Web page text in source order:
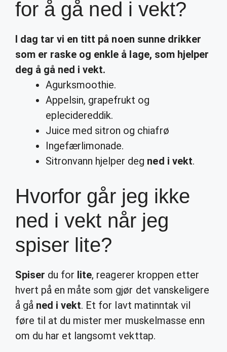
for å gå ned i vekt?
I dag tar vi en titt på noen sunne drikker
som er raske og enkle å lage, som hjelper
deg å gå ned i vekt.
Agurksmoothie.
Appelsin, grapefrukt og
eplecidereddik.
Juice med sitron og chiafrø
Ingefærlimonade.
Sitronvann hjelper deg ned i vekt.
Hvorfor går jeg ikke
ned i vekt når jeg
spiser lite?
Spiser du for lite, reagerer kroppen etter
hvert på en måte som gjør det vanskeligere
å gå ned i vekt. Et for lavt matinntak vil
føre til at du mister mer muskelmasse enn
om du har et langsomt vekttap.